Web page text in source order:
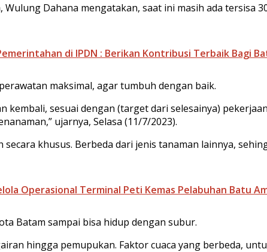
Dahana mengatakan, saat ini masih ada tersisa
di IPDN : Berikan Kontribusi Terbaik Bagi
maksimal, agar tumbuh dengan baik.
sesuai dengan (target dari selesainya)
ujarnya, Selasa (11/7/2023).
khusus. Berbeda dari jenis tanaman lainnya,
Operasional Terminal Peti Kemas Pelabuhan Batu
Batam sampai bisa hidup dengan subur.
hingga pemupukan. Faktor cuaca yang berbeda,